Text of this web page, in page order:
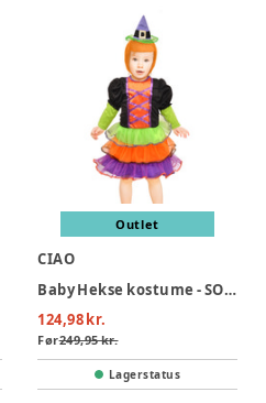
Outlet
CIAO
Baby Hekse kostume - SORT
124,98 kr.
Før249,95 kr.
Lagerstatus